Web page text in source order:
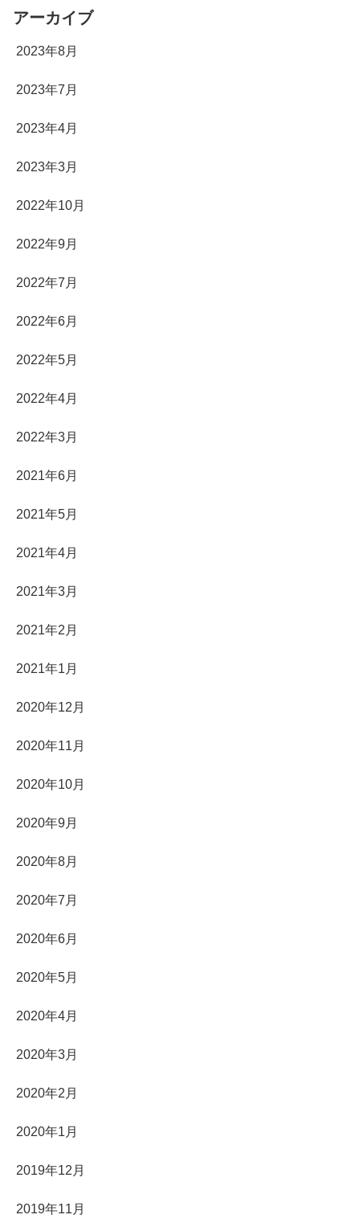
アーカイブ
2023年8月
2023年7月
2023年4月
2023年3月
2022年10月
2022年9月
2022年7月
2022年6月
2022年5月
2022年4月
2022年3月
2021年6月
2021年5月
2021年4月
2021年3月
2021年2月
2021年1月
2020年12月
2020年11月
2020年10月
2020年9月
2020年8月
2020年7月
2020年6月
2020年5月
2020年4月
2020年3月
2020年2月
2020年1月
2019年12月
2019年11月